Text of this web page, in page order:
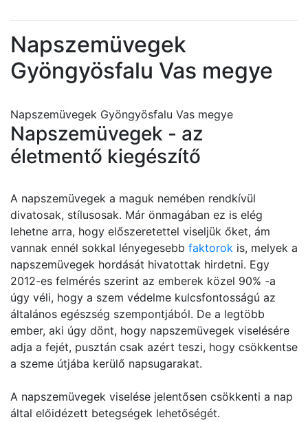
Napszemüvegek
Gyöngyösfalu Vas megye
Napszemüvegek Gyöngyösfalu Vas megye
Napszemüvegek - az
életmentő kiegészítő
A napszemüvegek a maguk nemében rendkívül
divatosak, stílusosak. Már önmagában ez is elég
lehetne arra, hogy előszeretettel viseljük őket, ám
vannak ennél sokkal lényegesebb faktorok is, melyek a
napszemüvegek hordását hivatottak hirdetni. Egy
2012-es felmérés szerint az emberek közel 90% -a
úgy véli, hogy a szem védelme kulcsfontosságú az
általános egészség szempontjából. De a legtöbb
ember, aki úgy dönt, hogy napszemüvegek viselésére
adja a fejét, pusztán csak azért teszi, hogy csökkentse
a szeme útjába kerülő napsugarakat.
A napszemüvegek viselése jelentősen csökkenti a nap
által előidézett betegségek lehetőségét.